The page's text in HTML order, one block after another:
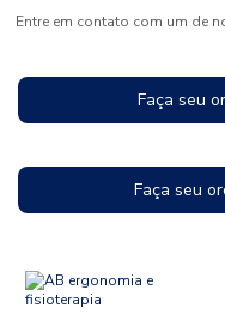
Entre em contato com um de
Faça seu
Faça seu